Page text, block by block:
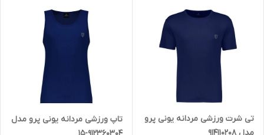
تی شرت ورزشی مردانه یونی پرو
تاپ ورزشی مردانه یونی پرو مدل